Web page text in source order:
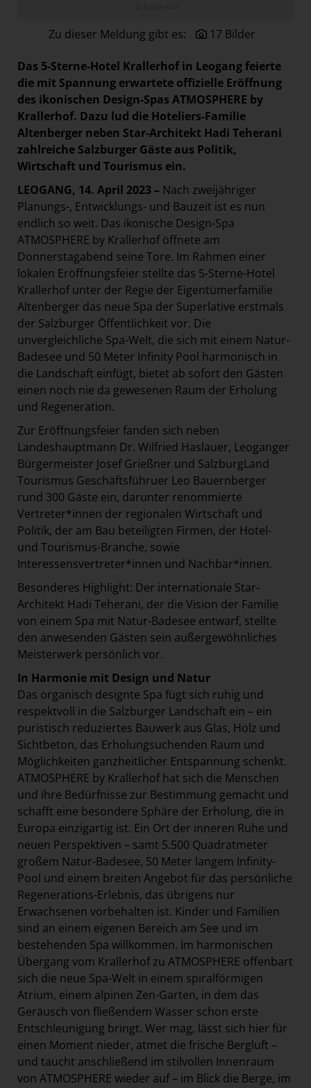
Swiss Life Select
The Companion
The Hoxton
Unibail-Rodamco-Westfield
Vöslauer
NMK
MEDIA
KONTAKT
Zu dieser Meldung gibt es: 17 Bilder
Das 5-Sterne-Hotel Krallerhof in Leogang feierte
die mit Spannung erwartete offizielle Eröffnung
des ikonischen Design-Spas ATMOSPHERE by
Krallerhof. Dazu lud die Hoteliers-Familie
Altenberger neben Star-Architekt Hadi Teherani
zahlreiche Salzburger Gäste aus Politik,
Wirtschaft und Tourismus ein.
LEOGANG, 14. April 2023 – Nach zweijähriger
Planungs-, Entwicklungs- und Bauzeit ist es nun
endlich so weit. Das ikonische Design-Spa
ATMOSPHERE by Krallerhof öffnete am
Donnerstagabend seine Tore. Im Rahmen einer
lokalen Eröffnungsfeier stellte das 5-Sterne-Hotel
Krallerhof unter der Regie der Eigentümerfamilie
Altenberger das neue Spa der Superlative erstmals
der Salzburger Öffentlichkeit vor. Die
unvergleichliche Spa-Welt, die sich mit einem Natur-
Badesee und 50 Meter Infinity Pool harmonisch in
die Landschaft einfügt, bietet ab sofort den Gästen
einen noch nie da gewesenen Raum der Erholung
und Regeneration.
Zur Eröffnungsfeier fanden sich neben
Landeshauptmann Dr. Wilfried Haslauer, Leoganger
Bürgermeister Josef Grießner und SalzburgLand
Tourismus Geschäftsführuer Leo Bauernberger
rund 300 Gäste ein, darunter renommierte
Vertreter*innen der regionalen Wirtschaft und
Politik, der am Bau beteiligten Firmen, der Hotel-
und Tourismus-Branche, sowie
Interessensvertreter*innen und Nachbar*innen.
Besonderes Highlight: Der internationale Star-
Architekt Hadi Teherani, der die Vision der Familie
von einem Spa mit Natur-Badesee entwarf, stellte
den anwesenden Gästen sein außergewöhnliches
Meisterwerk persönlich vor.
In Harmonie mit Design und Natur
Das organisch designte Spa fügt sich ruhig und
respektvoll in die Salzburger Landschaft ein – ein
puristisch reduziertes Bauwerk aus Glas, Holz und
Sichtbeton, das Erholungsuchenden Raum und
Möglichkeiten ganzheitlicher Entspannung schenkt.
ATMOSPHERE by Krallerhof hat sich die Menschen
und ihre Bedürfnisse zur Bestimmung gemacht und
schafft eine besondere Sphäre der Erholung, die in
Europa einzigartig ist. Ein Ort der inneren Ruhe und
neuen Perspektiven – samt 5.500 Quadratmeter
großem Natur-Badesee, 50 Meter langem Infinity-
Pool und einem breiten Angebot für das persönliche
Regenerations-Erlebnis, das übrigens nur
Erwachsenen vorbehalten ist. Kinder und Familien
sind an einem eigenen Bereich am See und im
bestehenden Spa willkommen. Im harmonischen
Übergang vom Krallerhof zu ATMOSPHERE offenbart
sich die neue Spa-Welt in einem spiralförmigen
Atrium, einem alpinen Zen-Garten, in dem das
Geräusch von fließendem Wasser schon erste
Entschleunigung bringt. Wer mag, lässt sich hier für
einen Moment nieder, atmet die frische Bergluft –
und taucht anschließend im stilvollen Innenraum
von ATMOSPHERE wieder auf – im Blick die Berge, im